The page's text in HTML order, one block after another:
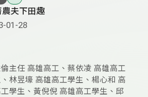
農夫下田趣
01-28
主任 高雄高工、蔡依凌 高雄高工
林昱壕 高雄高工學生、楊心和 高
學生、黃倪倪 高雄高工學生、邱